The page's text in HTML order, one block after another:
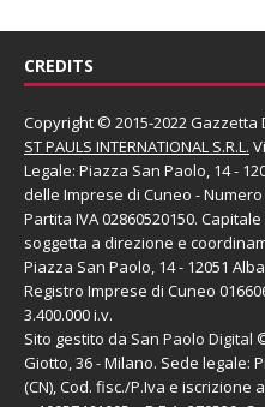
CREDITS
Copyright © 2015-2022 Gazzetta
ST PAULS INTERNATIONAL S.R.L.
Legale: Piazza San Paolo, 14 -
delle Imprese di Cuneo -
Partita IVA 02860520150.
soggetta a direzione e
Piazza San Paolo, 14 - 12051
Registro Imprese di Cuneo
3.400.000 i.v.
Sito gestito da San Paolo Digital
Giotto, 36 - Milano. Sede legale:
(CN), Cod. fisc./P.Iva e iscrizione